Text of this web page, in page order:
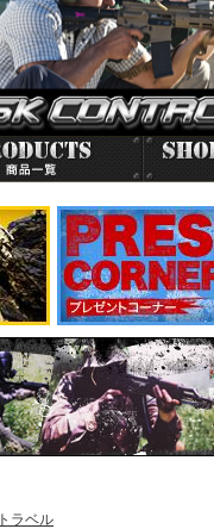
トラベル